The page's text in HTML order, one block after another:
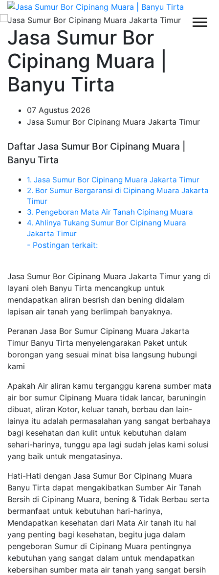
Jasa Sumur Bor
Cipinang Muara |
Banyu Tirta
07 Agustus 2026
Jasa Sumur Bor Cipinang Muara Jakarta Timur
Daftar Jasa Sumur Bor Cipinang Muara |
Banyu Tirta
1. Jasa Sumur Bor Cipinang Muara Jakarta Timur
2. Bor Sumur Bergaransi di Cipinang Muara Jakarta
Timur
3. Pengeboran Mata Air Tanah Cipinang Muara
4. Ahlinya Tukang Sumur Bor Cipinang Muara
Jakarta Timur
- Postingan terkait:
Jasa Sumur Bor Cipinang Muara Jakarta Timur yang di
layani oleh Banyu Tirta mencangkup untuk
mendapatkan aliran besrish dan bening didalam
lapisan air tanah yang berlimpah banyaknya.
Peranan Jasa Bor Sumur Cipinang Muara Jakarta
Timur Banyu Tirta menyelengarakan Paket untuk
borongan yang sesuai minat bisa langsung hubungi
kami
Apakah Air aliran kamu terganggu karena sumber mata
air bor sumur Cipinang Muara tidak lancar, baruningin
dibuat, aliran Kotor, keluar tanah, berbau dan lain-
lainya itu adalah permasalahan yang sangat berbahaya
bagi kesehatan dan kulit untuk kebutuhan dalam
sehari-harinya, tunggu apa lagi sudah jelas kami solusi
yang baik untuk mengatasinya.
Hati-Hati dengan Jasa Sumur Bor Cipinang Muara
Banyu Tirta dapat mengakibatkan Sumber Air Tanah
Bersih di Cipinang Muara, bening & Tidak Berbau serta
bermanfaat untuk kebutuhan hari-harinya,
Mendapatkan kesehatan dari Mata Air tanah itu hal
yang penting bagi kesehatan, begitu juga dalam
pengeboran Sumur di Cipinang Muara pentingnya
kebutuhan yang sangat dalam untuk mendapatkan
kebersihan sumber mata air tanah yang sangat bersih